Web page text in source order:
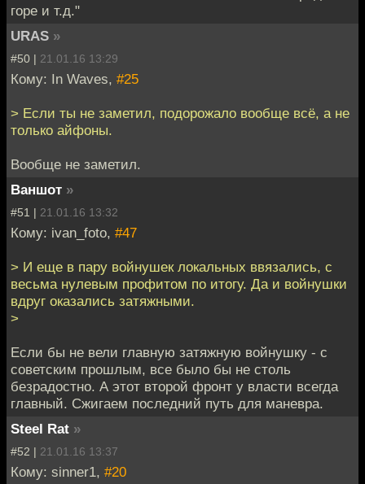
горе и т.д."
URAS »
#50 | 21.01.16 13:29
Кому: In Waves, #25
> Если ты не заметил, подорожало вообще всё, а не
только айфоны.
Вообще не заметил.
Ваншот »
#51 | 21.01.16 13:32
Кому: ivan_foto, #47
> И еще в пару войнушек локальных ввязались, с
весьма нулевым профитом по итогу. Да и войнушки
вдруг оказались затяжными.
>
Если бы не вели главную затяжную войнушку - с
советским прошлым, все было бы не столь
безрадостно. А этот второй фронт у власти всегда
главный. Сжигаем последний путь для маневра.
Steel Rat »
#52 | 21.01.16 13:37
Кому: sinner1, #20